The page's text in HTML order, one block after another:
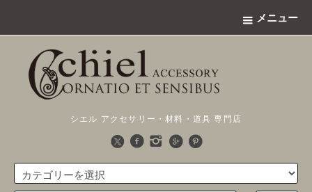
メニュー
シエル アクセサリー・材料・道具 専門店